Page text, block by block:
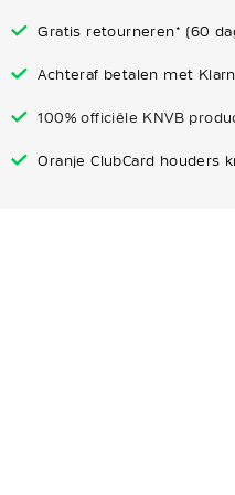
Gratis retourneren* (60
Achteraf betalen met
100% officiële KNVB
Oranje ClubCard houders